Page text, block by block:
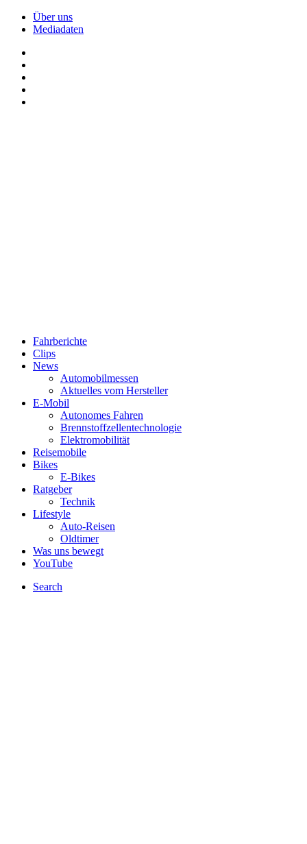
Über uns
Mediadaten
Fahrberichte
Clips
News
Automobilmessen
Aktuelles vom Hersteller
E-Mobil
Autonomes Fahren
Brennstoffzellentechnologie
Elektromobilität
Reisemobile
Bikes
E-Bikes
Ratgeber
Technik
Lifestyle
Auto-Reisen
Oldtimer
Was uns bewegt
YouTube
Search